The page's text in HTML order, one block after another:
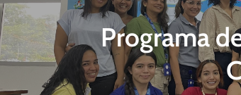
Programa